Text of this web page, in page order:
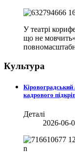
У театрі
що не
Культура
Кіровоградський
кадрового
Деталі
2026-06-